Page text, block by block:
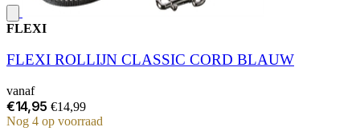
FLEXI
FLEXI ROLLIJN CLASSIC CORD BLAUW
vanaf
€14,95 €14,99
Nog 4 op voorraad